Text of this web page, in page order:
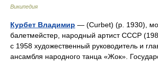
Википедия
Курбет Владимир — (Curbet) (р. 1930),
балетмейстер, народный артист СССР
с 1958 художественный руководитель и
ансамбля народного танца «Жок».